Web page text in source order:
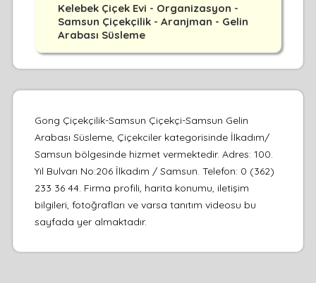
Kelebek Çiçek Evi - Organizasyon -
Samsun Çiçekçilik - Aranjman - Gelin
Arabası Süsleme
Gong Çiçekçilik-Samsun Çiçekçi-Samsun Gelin
Arabası Süsleme, Çiçekciler kategorisinde İlkadım/
Samsun bölgesinde hizmet vermektedir. Adres: 100.
Yıl Bulvarı No:206 İlkadım / Samsun. Telefon: 0 (362)
233 36 44. Firma profili, harita konumu, iletişim
bilgileri, fotoğrafları ve varsa tanıtım videosu bu
sayfada yer almaktadır.